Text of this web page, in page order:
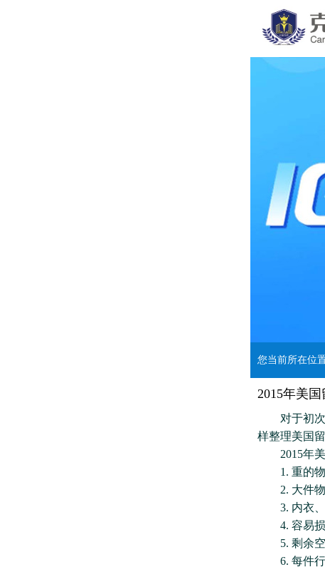
您当前所在位
2015年美
对于初次
样整理美国
2015年美
1. 重的物
2. 大件物
3. 内衣、
4. 容易损
5. 剩余空
6. 每件行